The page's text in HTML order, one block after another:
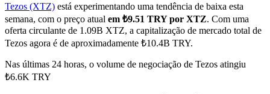
Futuros COIN-M
Futuros de criptomoeda
TradFi
Tezos (XTZ) está experimentando uma tendência de baixa esta
semana, com o preço atual em ₺9.51 TRY por XTZ. Com uma
oferta circulante de 1.09B XTZ, a capitalização de mercado total de
Tezos agora é de aproximadamente ₺10.4B TRY.
Nas últimas 24 horas, o volume de negociação de Tezos atingiu
₺6.6K TRY